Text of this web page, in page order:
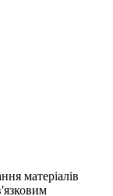
матеріалів